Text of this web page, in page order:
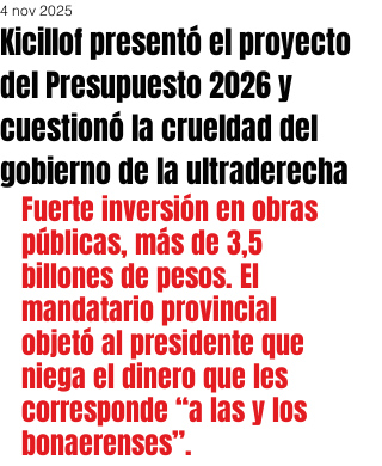
Kicillof presentó el proyecto
del Presupuesto 2026 y
cuestionó la crueldad del
gobierno de la ultraderecha
4 nov 2025
Fuerte inversión en obras
públicas, más de 3,5
billones de pesos. El
mandatario provincial
objetó al presidente que
niega el dinero que les
corresponde “a las y los
bonaerenses”.